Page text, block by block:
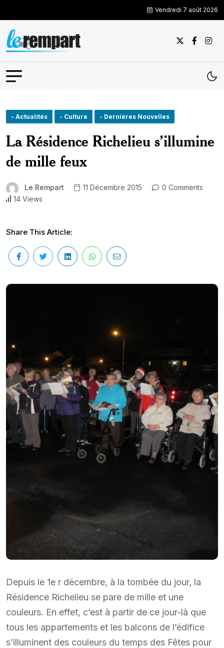
Vendredi 7 août 2026
- Actualités - Culture - Derniéres Nouvelles
La Résidence Richelieu s’illumine
de mille feux
Le Rempart 11 Décembre 2015
0 Comments
14 Views
Share This Article:
Depuis le 1e r décembre, à la tombée du jour, la
Résidence Richelieu se pare de mille et une
couleurs. En effet, c’est à partir de ce jour-là que
tous les appartements et les balcons de l’édifice
s’illuminent des couleurs du temps des Fêtes pour